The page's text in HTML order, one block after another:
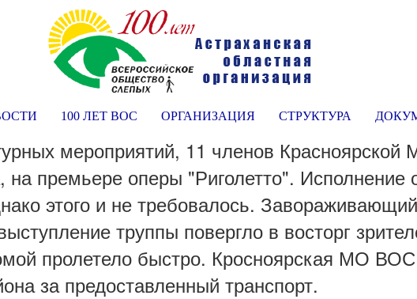
100 ЛЕТ ВОС ОРГАНИЗАЦИЯ СТРУКТУРА
мероприятий, 11 членов
на премьере оперы "Риголетто".
этого и не требовалось.
труппы повергло в восторг
пролетело быстро. Кросноярская МО ВОС
за предоставленный транспорт.